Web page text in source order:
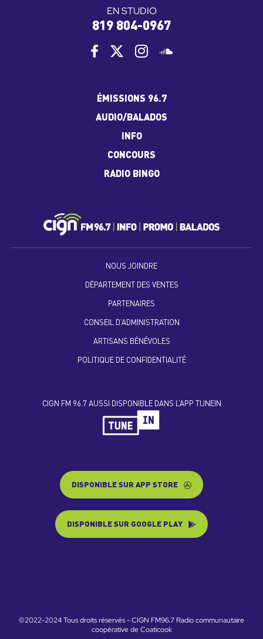
EN STUDIO
819 804-0967
ÉMISSIONS 96.7
AUDIO/BALADOS
INFO
CONCOURS
RADIO BINGO
NOUS JOINDRE
DÉPARTEMENT DES VENTES
PARTENAIRES
CONSEIL D’ADMINISTRATION
ARTISANS BÉNÉVOLES
POLITIQUE DE CONFIDENTIALITÉ
CIGN FM 96.7 AUSSI DISPONIBLE DANS L’APP TUNEIN
DISPONIBLE SUR APP STORE
DISPONIBLE SUR GOOGLE PLAY
©2022-2024 Tous droits réservés - CIGN FM96.7 Radio communautaire
coopérative de Coaticook